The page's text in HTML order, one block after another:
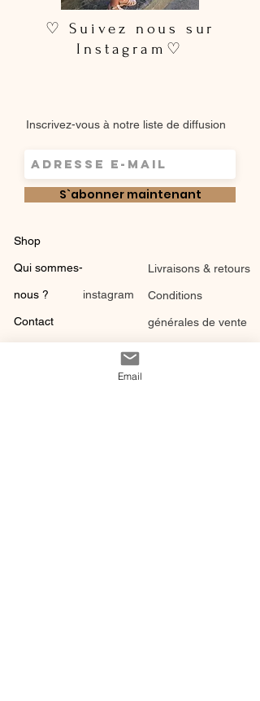
♡ Suivez nous sur
Instagram♡
Inscrivez-vous à notre liste de diffusion
S`abonner maintenant
Shop
Qui sommes-
nous ?
Contact
instagram
Livraisons & retours
Conditions
générales de vente
Email